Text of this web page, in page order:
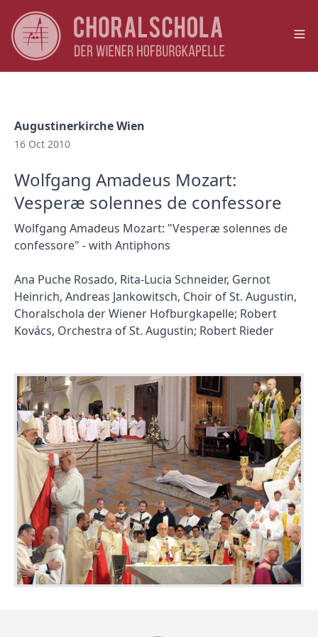
Augustinerkirche Wien
16 Oct 2010
Wolfgang Amadeus Mozart:
Vesperæ solennes de confessore
Wolfgang Amadeus Mozart: "Vesperæ solennes de
confessore" - with Antiphons
Ana Puche Rosado, Rita-Lucia Schneider, Gernot
Heinrich, Andreas Jankowitsch, Choir of St. Augustin,
Choralschola der Wiener Hofburgkapelle; Robert
Kovács, Orchestra of St. Augustin; Robert Rieder